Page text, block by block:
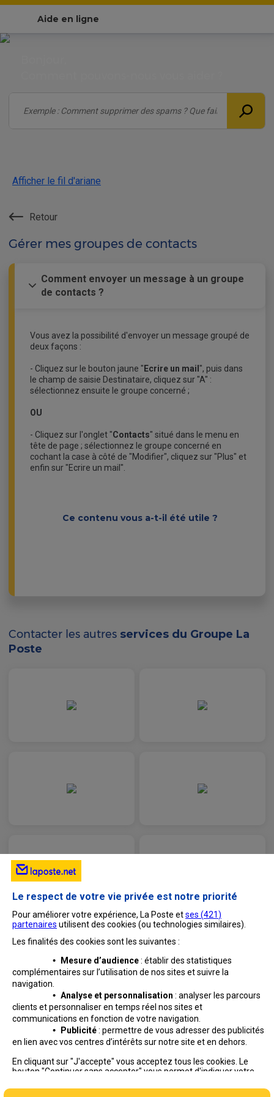
Aide en ligne
Afficher le fil d'ariane
Retour
Gérer mes groupes de contacts
Comment envoyer un message à un groupe
de contacts ?
Vous avez la possibilité d'envoyer un message groupé de
deux façons :
- Cliquez sur le bouton jaune " Ecrire un mail ", puis dans
le champ de saisie Destinataire, cliquez sur "A" :
sélectionnez ensuite le groupe concerné ;
OU
- Cliquez sur l'onglet "Contacts" situé dans le menu en
tête de page ; sélectionnez le groupe concerné en
cochant la case à côté de "Modifier", cliquez sur "Plus" et
enfin sur "Ecrire un mail".
Ce contenu vous a-t-il été utile ?
Contacter les autres services du Groupe La
Poste
La Poste Groupe La Poste recrute
Le respect de votre vie privée est notre priorité
Pour améliorer votre expérience, La Poste etses (421)
partenaires utilisent des cookies (ou technologies similaires).
Les finalités des cookies sont les suivantes :
•
Mesure d’audience: établir des statistiques
complémentaires sur l’utilisation de nos sites et suivre la
navigation.
•Analyse et personnalisation : analyser les parcours
clients et personnaliser en temps réel nos sites et
communications en fonction de votre navigation.
•
Publicité: permettre de vous adresser des publicités
en lien avec vos centres d’intérêts sur notre site et en dehors.
En cliquant sur "J'accepte" vous acceptez tous les cookies. Le
bouton "Continuer sans accepter" vous permet d'indiquer votre
seront déposés. Vous pouvez modifier vos choix à tout moment